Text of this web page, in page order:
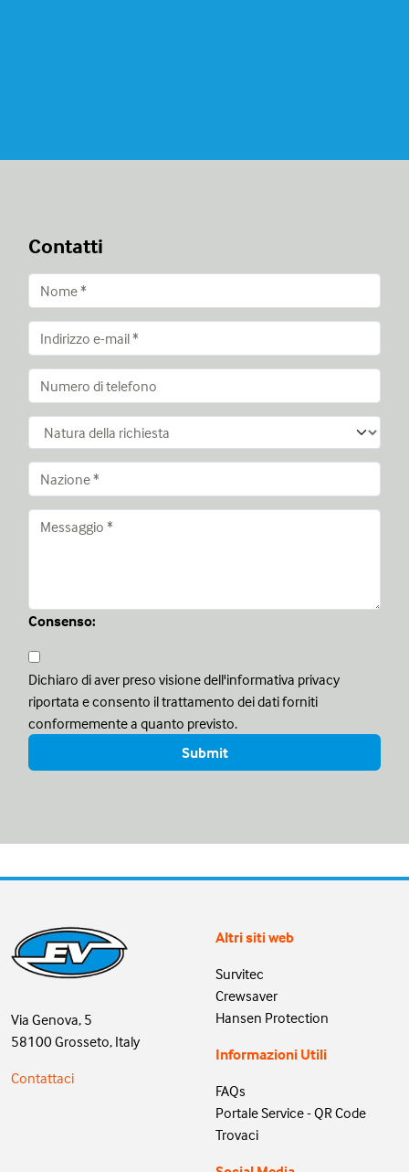
Contatti
Consenso:
Dichiaro di aver preso visione dell'informativa privacy
riportata e consento il trattamento dei dati forniti
conformemente a quanto previsto.
Via Genova, 5
58100 Grosseto, Italy
Contattaci
Altri siti web
Survitec
Crewsaver
Hansen Protection
Informazioni Utili
FAQs
Portale Service - QR Code
Trovaci